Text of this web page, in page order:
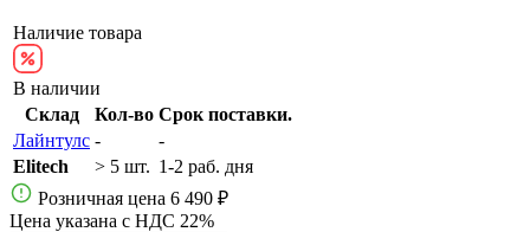
Наличие товара
В наличии
Склад
Кол-во Срок поставки.
Лайнтулс -
-
Elitech
> 5 шт. 1-2 раб. дня
Розничная цена 6 490 ₽
Цена указана с НДС 22%